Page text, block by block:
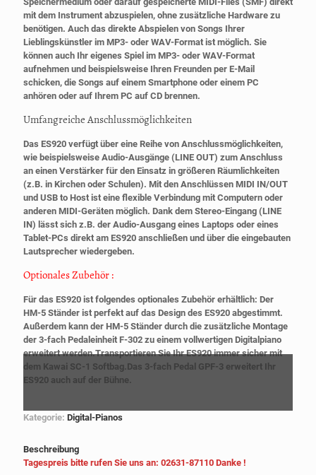
mit dem Instrument abzuspielen, ohne zusätzliche Hardware zu
benötigen. Auch das direkte Abspielen von Songs Ihrer
Lieblingskünstler im MP3- oder WAV-Format ist möglich. Sie
können auch Ihr eigenes Spiel im MP3- oder WAV-Format
aufnehmen und beispielsweise Ihren Freunden per E-Mail
schicken, die Songs auf einem Smartphone oder einem PC
anhören oder auf Ihrem PC auf CD brennen.
Umfangreiche Anschlussmöglichkeiten
Das ES920 verfügt über eine Reihe von Anschlussmöglichkeiten,
wie beispielsweise Audio-Ausgänge (LINE OUT) zum Anschluss
an einen Verstärker für den Einsatz in größeren Räumlichkeiten
(z.B. in Kirchen oder Schulen). Mit den Anschlüssen MIDI IN/OUT
und USB to Host ist eine flexible Verbindung mit Computern oder
anderen MIDI-Geräten möglich. Dank dem Stereo-Eingang (LINE
IN) lässt sich z.B. der Audio-Ausgang eines Laptops oder eines
Tablet-PCs direkt am ES920 anschließen und über die eingebauten
Lautsprecher wiedergeben.
Optionales Zubehör :
Für das ES920 ist folgendes optionales Zubehör erhältlich: Der
HM-5 Ständer ist perfekt auf das Design des ES920 abgestimmt.
Außerdem kann der HM-5 Ständer durch die zusätzliche Montage
der 3-fach Pedaleinheit F-302 zu einem vollwertigen Digitalpiano
erweitert werden.Transportieren Sie Ihr ES920 immer sicher mit
dem Kawai SC-1 Softbag.Das 3-fach Pedal GPF-3 erweitert Ihr
ES920 auch auf der Bühne.
Kategorie: Digital-Pianos
Beschreibung
Tagespreis bitte rufen Sie uns an: 02631-87110 Danke !